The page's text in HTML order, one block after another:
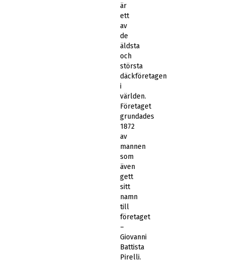
är
ett
av
de
äldsta
och
största
däckföretagen
i
världen.
Företaget
grundades
1872
av
mannen
som
även
gett
sitt
namn
till
företaget
–
Giovanni
Battista
Pirelli.